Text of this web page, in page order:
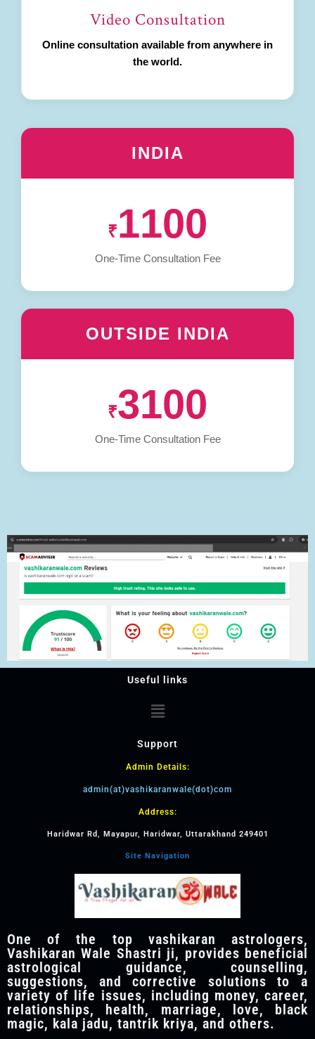
Video Consultation
Online consultation available from anywhere in
the world.
INDIA
₹1100
One-Time Consultation Fee
OUTSIDE INDIA
₹3100
One-Time Consultation Fee
Useful links
Support
Admin Details:
admin(at)vashikaranwale(dot)com
Address:
Haridwar Rd, Mayapur, Haridwar, Uttarakhand 249401
Site Navigation
One of the top vashikaran astrologers,
Vashikaran Wale Shastri ji, provides beneficial
astrological guidance, counselling,
suggestions, and corrective solutions to a
variety of life issues, including money, career,
relationships, health, marriage, love, black
magic, kala jadu, tantrik kriya, and others.